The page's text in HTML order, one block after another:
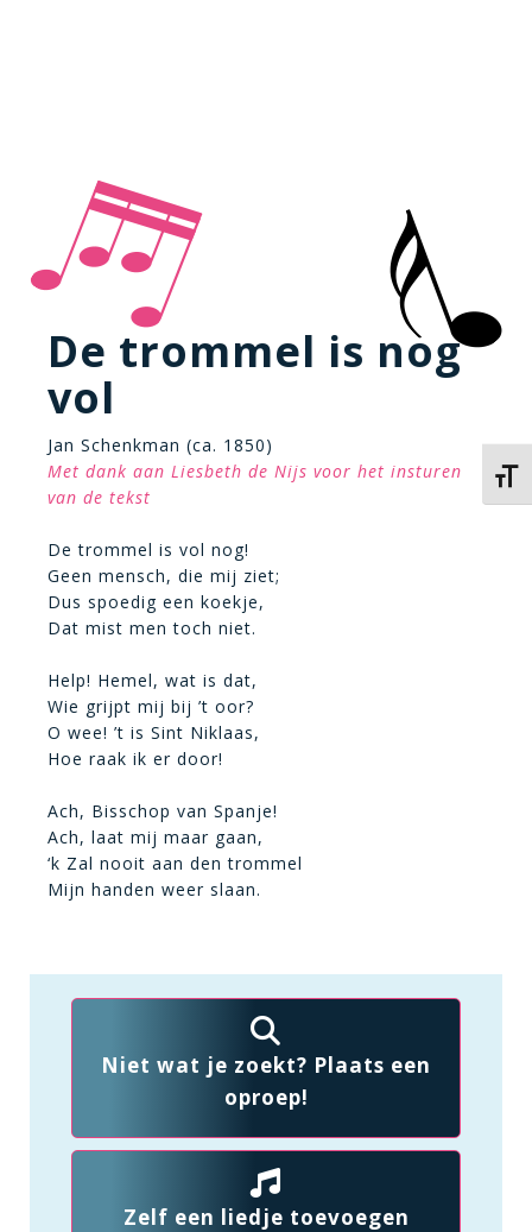
De trommel is nog
vol
Jan Schenkman (ca. 1850)
Met dank aan Liesbeth de Nijs voor het insturen
van de tekst
De trommel is vol nog!
Geen mensch, die mij ziet;
Dus spoedig een koekje,
Dat mist men toch niet.
Help! Hemel, wat is dat,
Wie grijpt mij bij ’t oor?
O wee! ’t is Sint Niklaas,
Hoe raak ik er door!
Ach, Bisschop van Spanje!
Ach, laat mij maar gaan,
‘k Zal nooit aan den trommel
Mijn handen weer slaan.
Niet wat je zoekt? Plaats een
oproep!
Zelf een liedje toevoegen